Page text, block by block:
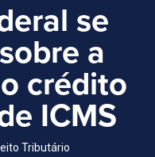
se
a
crédito
ICMS
Tributário